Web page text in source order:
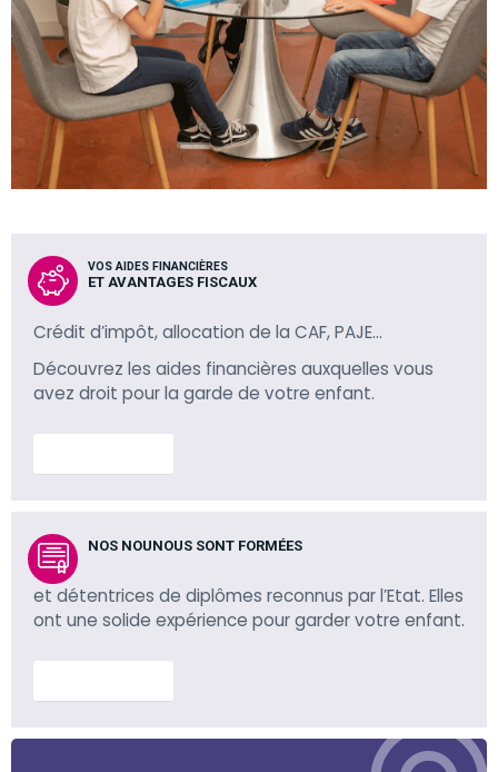
VOS AIDES FINANCIÈRES
ET AVANTAGES FISCAUX
Crédit d’impôt, allocation de la CAF, PAJE…
Découvrez les aides financières auxquelles vous
avez droit pour la garde de votre enfant.
NOS NOUNOUS SONT FORMÉES
et détentrices de diplômes reconnus par l’Etat. Elles
ont une solide expérience pour garder votre enfant.